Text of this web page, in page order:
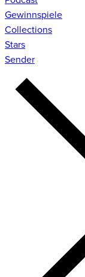
Gewinnspiele
Collections
Stars
Sender